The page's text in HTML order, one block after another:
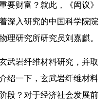
要财富？就此，《闳议》
深入研究的中国科学院院
理研究所研究员刘嘉麒。
武岩纤维材料研究，并取
绍一下，玄武岩纤维材料
段？对于经济社会发展前